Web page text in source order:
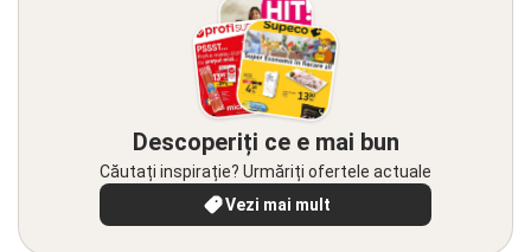
Descoperiți ce e mai bun
Căutați inspirație? Urmăriți ofertele actuale
Vezi mai mult